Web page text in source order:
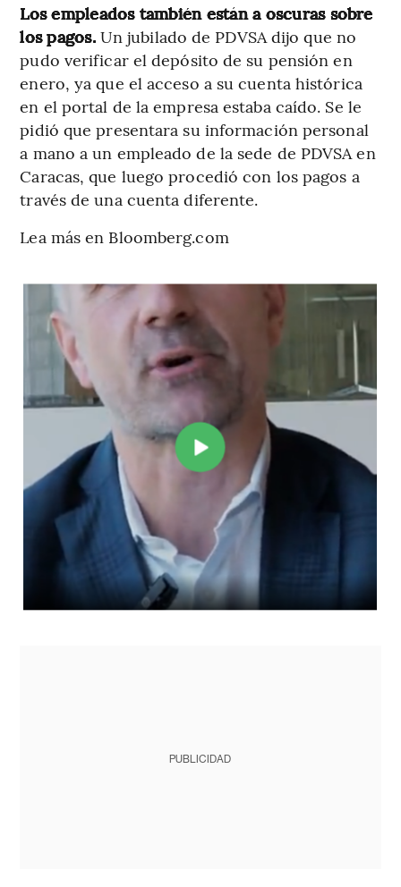
Los empleados también están a oscuras sobre
los pagos.Un jubilado de PDVSA dijo que no
pudo verificar el depósito de su pensión en
enero, ya que el acceso a su cuenta histórica
en el portal de la empresa estaba caído. Se le
pidió que presentara su información personal
a mano a un empleado de la sede de PDVSA en
Caracas, que luego procedió con los pagos a
través de una cuenta diferente.
Lea más en Bloomberg.com
PUBLICIDAD